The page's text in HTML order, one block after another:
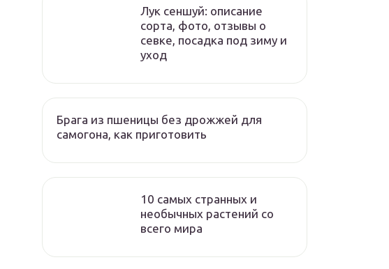
Лук сеншуй: описание
сорта, фото, отзывы о
севке, посадка под зиму и
уход
Брага из пшеницы без дрожжей для
самогона, как приготовить
10 самых странных и
необычных растений со
всего мира